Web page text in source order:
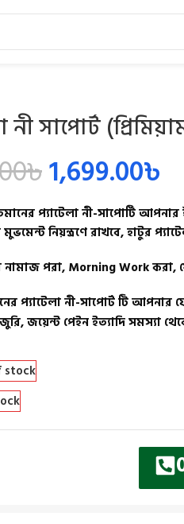
নী সাপোর্ট
৳1,699.00৳
প্যাটেলা নী-সাপোর্টি
নিয়ন্ত্রণে রাখবে, হাটুর
নামাজ পরা, Morning Work করা,
প্যাটেলা নী-সাপোর্ট টি আপনার
জয়েন্ট পেইন ইত্যাদি সমস্যা
stock